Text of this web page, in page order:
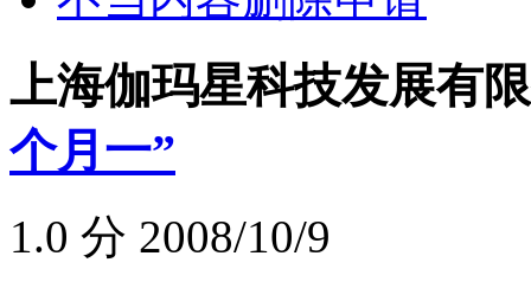
上海伽玛星科技发展有
个月一”
1.0 分 2008/10/9